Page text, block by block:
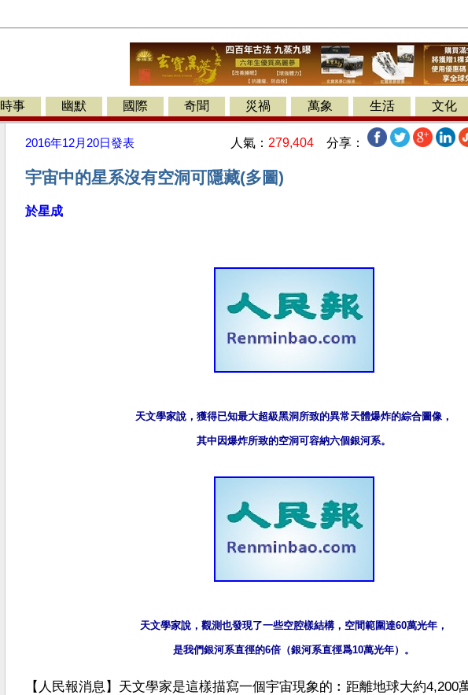
時事 幽默 國際 奇聞 災禍 萬象 生活 文化
2016年12月20日發表 人氣： 279,404 分享：
宇宙中的星系沒有空洞可隱藏(多圖)
於星成
天文學家說，獲得已知最大超級黑洞所致的異常天體爆炸的綜合圖像，
其中因爆炸所致的空洞可容納六個銀河系。
天文學家說，觀測也發現了一些空腔樣結構，空間範圍達60萬光年，
是我們銀河系直徑的6倍（銀河系直徑爲10萬光年）。
【人民報消息】天文學家是這樣描寫一個宇宙現象的︰距離地球大約4,200